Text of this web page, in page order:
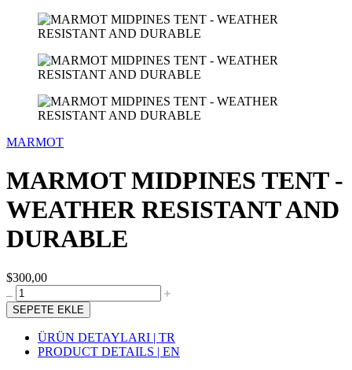
MARMOT
MARMOT MIDPINES TENT -
WEATHER RESISTANT AND
DURABLE
$300,00
SEPETE EKLE
ÜRÜN DETAYLARI | TR
PRODUCT DETAILS | EN